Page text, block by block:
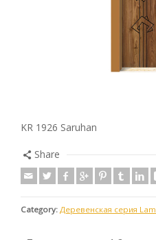
KR 1926 Saruhan
Share
Category: Деревенская серия